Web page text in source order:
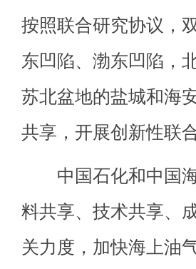
按照联合研究协议，
东凹陷、渤东凹陷，
苏北盆地的盐城和海
共享，开展创新性联
中国石化和中国海
料共享、技术共享、
关力度，加快海上油